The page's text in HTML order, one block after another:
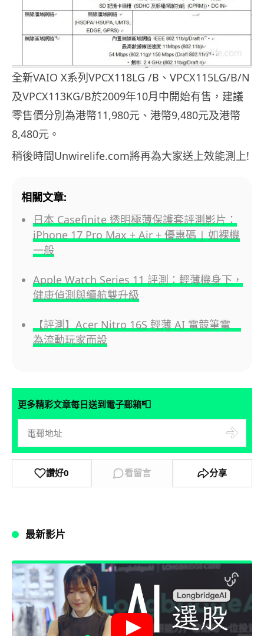
全新VAIO X系列VPCX118LG /B、VPCX115LG/B/N
及VPCX113KG/B於2009年10月中開始有售，建議
零售價分別為港幣11,980元、港幣9,480元及港幣
8,480元。
稍後時間Unwirelife.com將再為大家送上效能測上!
相關文章:
日本 Casefinite 透明極薄保護套評測影片：
iPhone 17 Pro Max + Air + 優惠碼 | 如裸機
一般
Apple Watch Series 11 評測：輕薄機身下，
健康偵測與續航雙升級
【評測】Acer Nitro 16S 輕薄 AI 電競筆電
為流動玩家而設
更多精彩文章每日送到電子郵箱📮
讚好0 看留言 分享
最新影片